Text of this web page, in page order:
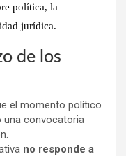
política, la
jurídica.
de los
el momento político
una convocatoria
no responde a